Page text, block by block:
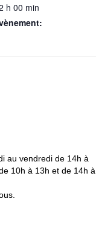
h 00 min
au vendredi de 14h à
10h à 13h et de 14h à